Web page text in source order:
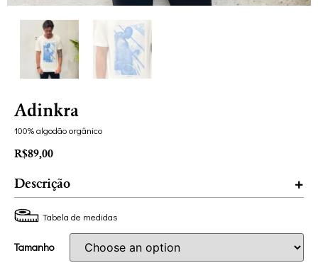
Adinkra
100% algodão orgânico
R$89,00
Descrição
Tabela de medidas
Tamanho